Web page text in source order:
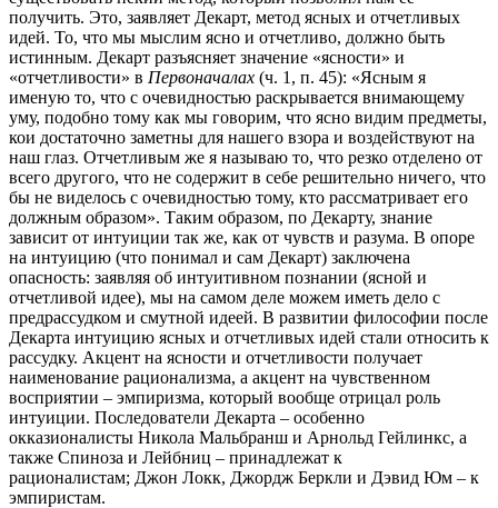
получить. Это, заявляет Декарт, метод ясных и отчетливых
идей. То, что мы мыслим ясно и отчетливо, должно быть
истинным. Декарт разъясняет значение «ясности» и
«отчетливости» в Первоначалах (ч. 1, п. 45): «Ясным я
именую то, что с очевидностью раскрывается внимающему
уму, подобно тому как мы говорим, что ясно видим предметы,
кои достаточно заметны для нашего взора и воздействуют на
наш глаз. Отчетливым же я называю то, что резко отделено от
всего другого, что не содержит в себе решительно ничего, что
бы не виделось с очевидностью тому, кто рассматривает его
должным образом». Таким образом, по Декарту, знание
зависит от интуиции так же, как от чувств и разума. В опоре
на интуицию (что понимал и сам Декарт) заключена
опасность: заявляя об интуитивном познании (ясной и
отчетливой идее), мы на самом деле можем иметь дело с
предрассудком и смутной идеей. В развитии философии после
Декарта интуицию ясных и отчетливых идей стали относить к
рассудку. Акцент на ясности и отчетливости получает
наименование рационализма, а акцент на чувственном
восприятии – эмпиризма, который вообще отрицал роль
интуиции. Последователи Декарта – особенно
окказионалисты Никола Мальбранш и Арнольд Гейлинкс, а
также Спиноза и Лейбниц – принадлежат к
рационалистам; Джон Локк, Джордж Беркли и Дэвид Юм – к
эмпиристам.